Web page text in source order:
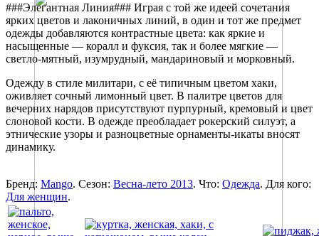
###Элегантная Линия### Играя с той же идеей сочетания
ярких цветов и лаконичных линий, в один и тот же предмет
одежды добавляются контрастные цвета: как яркие и
насыщенные — коралл и фуксия, так и более мягкие —
светло-мятный, изумрудный, мандариновый и морковный.
Одежду в стиле милитари, с её типичным цветом хаки,
оживляет сочный лимонный цвет. В палитре цветов для
вечерних нарядов присутствуют пурпурный, кремовый и цвет
слоновой кости. В одежде преобладает рокерский силуэт, а
этнические узоры и разноцветные орнаменты-икаты вносят
динамику.
Бренд: Mango. Сезон: Весна-лето 2013. Что: Одежда. Для кого:
Для женщин.